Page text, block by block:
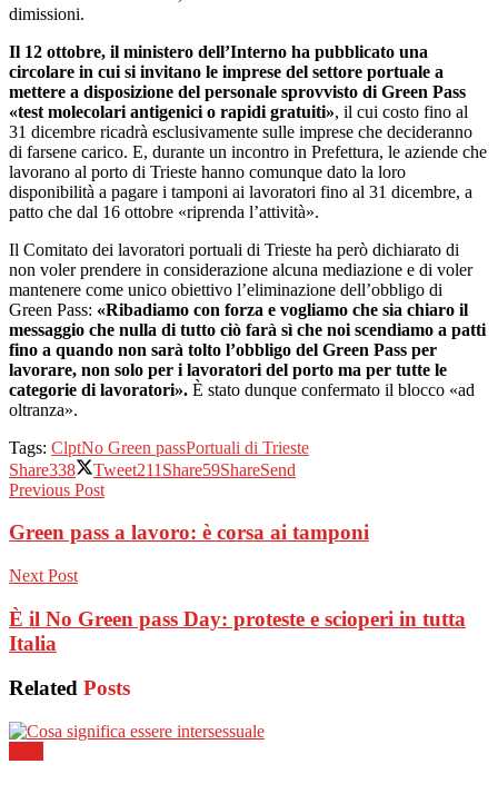
dimissioni.
Il 12 ottobre, il ministero dell’Interno ha pubblicato una
circolare in cui si invitano le imprese del settore portuale a
mettere a disposizione del personale sprovvisto di Green Pass
«test molecolari antigenici o rapidi gratuiti», il cui costo fino al
31 dicembre ricadrà esclusivamente sulle imprese che decideranno
di farsene carico. E, durante un incontro in Prefettura, le aziende che
lavorano al porto di Trieste hanno comunque dato la loro
disponibilità a pagare i tamponi ai lavoratori fino al 31 dicembre, a
patto che dal 16 ottobre «riprenda l’attività».
Il Comitato dei lavoratori portuali di Trieste ha però dichiarato di
non voler prendere in considerazione alcuna mediazione e di voler
mantenere come unico obiettivo l’eliminazione dell’obbligo di
Green Pass: «Ribadiamo con forza e vogliamo che sia chiaro il
messaggio che nulla di tutto ciò farà sì che noi scendiamo a patti
fino a quando non sarà tolto l’obbligo del Green Pass per
lavorare, non solo per i lavoratori del porto ma per tutte le
categorie di lavoratori». È stato dunque confermato il blocco «ad
oltranza».
Tags: ClptNo Green passPortuali di Trieste
Share338 Tweet211 Share59ShareSend
Previous Post
Green pass a lavoro: è corsa ai tamponi
Next Post
È il No Green pass Day: proteste e scioperi in tutta
Italia
Related Posts